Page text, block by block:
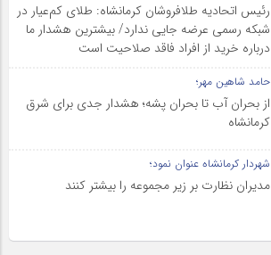
رئیس اتحادیه طلافروشان کرمانشاه: طلای کم‌عیار در
شبکه رسمی عرضه جایی ندارد/ بیشترین هشدار ما
درباره خرید از افراد فاقد صلاحیت است
حامد شاهین مهر؛
از بحران آب تا بحران پشه؛ هشدار جدی برای شرق
کرمانشاه
شهردار کرمانشاه عنوان نمود؛
مدیران نظارت بر زیر مجموعه را بیشتر کنند